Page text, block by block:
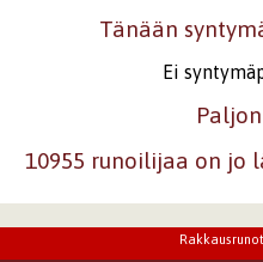
Tänään
Ei
10955 runoilijaa on jo